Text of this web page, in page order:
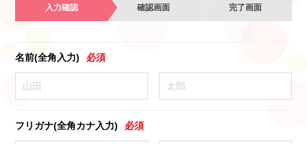
入力確認 確認画面 完了画面
名前(全角入力) 必須
フリガナ(全角カナ入力) 必須